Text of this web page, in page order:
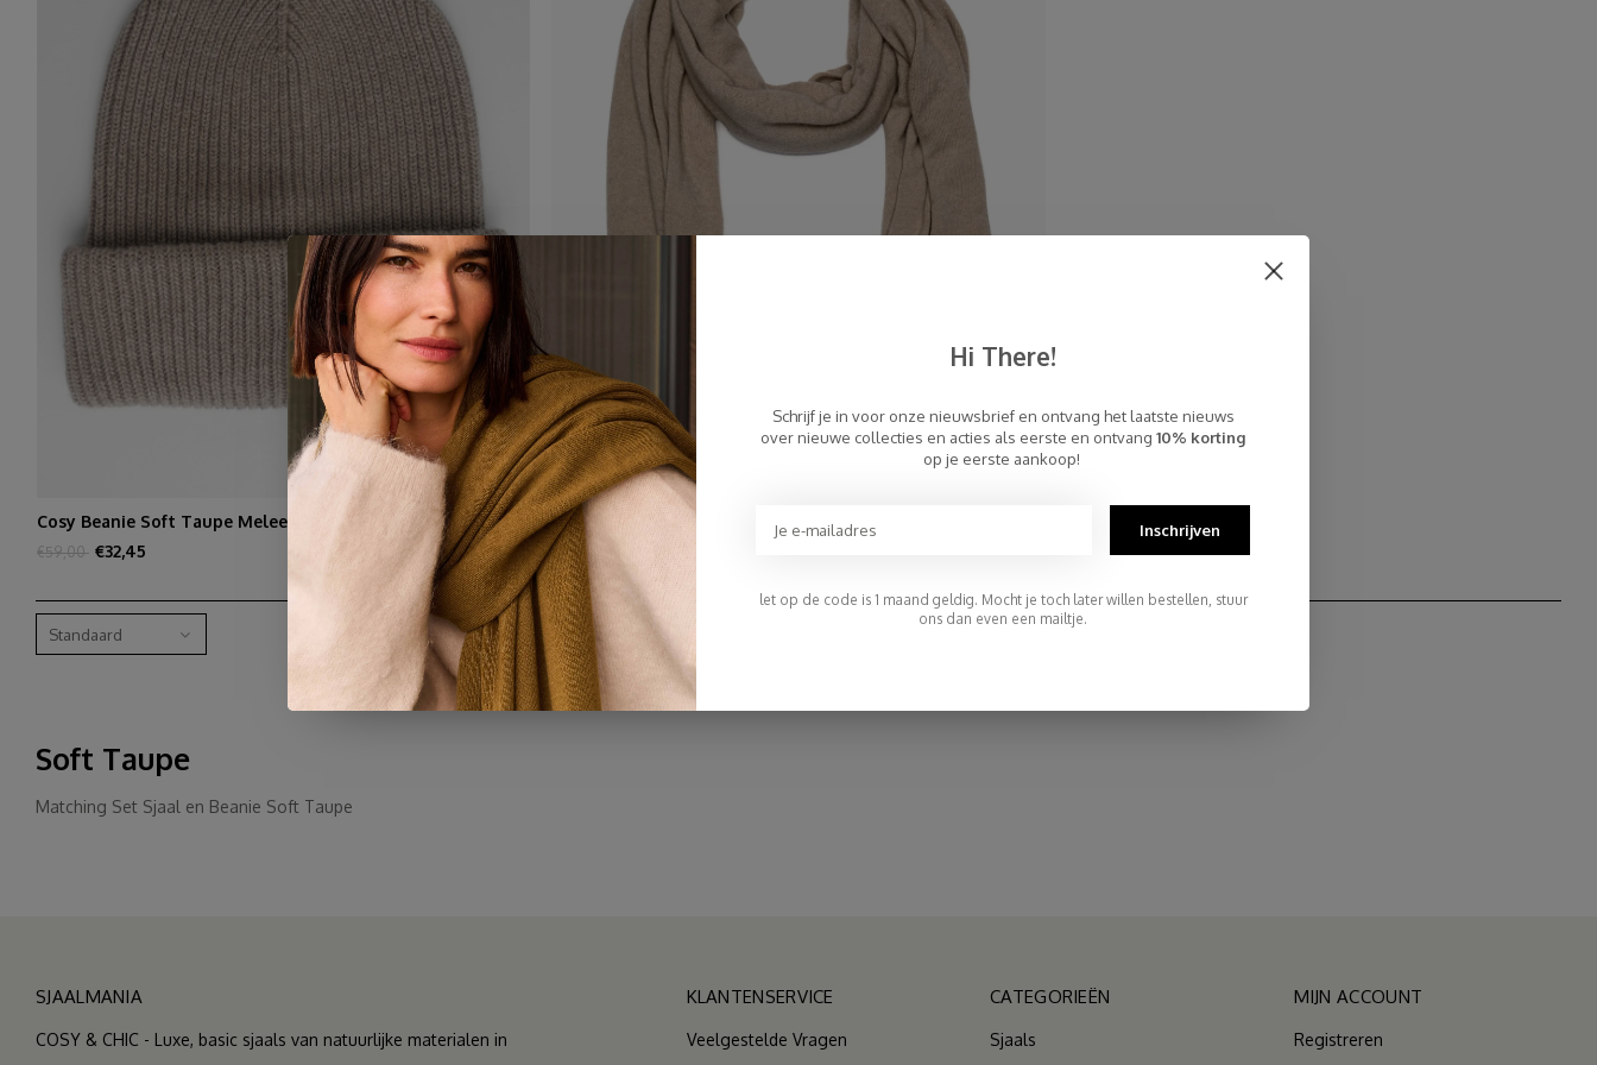
Cosy Beanie Soft Taupe Melee
€59,00 €32,45
Sjaal Cosy Chic Soft Taupe Melee
€94,95
Standaard
Soft Taupe
Matching Set Sjaal en Beanie Soft Taupe
SJAALMANIA
COSY & CHIC - Luxe, basic sjaals van natuurlijke materialen in
KLANTENSERVICE
Veelgestelde Vragen
CATEGORIEËN
Sjaals
MIJN ACCOUNT
Registreren
Hi There!
Schrijf je in voor onze nieuwsbrief en ontvang het laatste nieuws
over nieuwe collecties en acties als eerste en ontvang 10% korting
op je eerste aankoop!
Inschrijven
let op de code is 1 maand geldig. Mocht je toch later willen bestellen, stuur
ons dan even een mailtje.